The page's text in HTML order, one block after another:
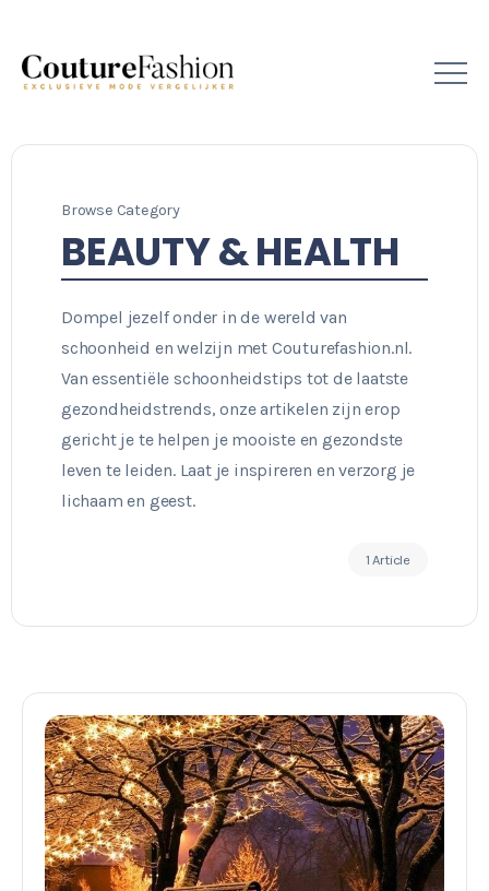
Browse Category
BEAUTY & HEALTH
Dompel jezelf onder in de wereld van
schoonheid en welzijn met Couturefashion.nl.
Van essentiële schoonheidstips tot de laatste
gezondheidstrends, onze artikelen zijn erop
gericht je te helpen je mooiste en gezondste
leven te leiden. Laat je inspireren en verzorg je
lichaam en geest.
1 Article